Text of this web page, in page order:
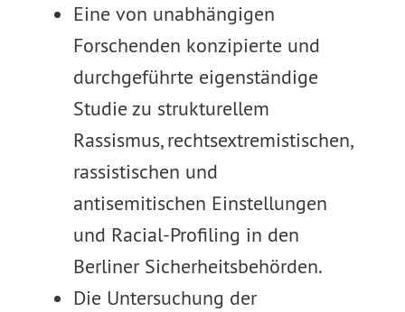
Eine von unabhängigen
Forschenden konzipierte und
durchgeführte eigenständige
Studie zu strukturellem
Rassismus, rechtsextremistischen,
rassistischen und
antisemitischen Einstellungen
und Racial-Profiling in den
Berliner Sicherheitsbehörden.
Die Untersuchung der